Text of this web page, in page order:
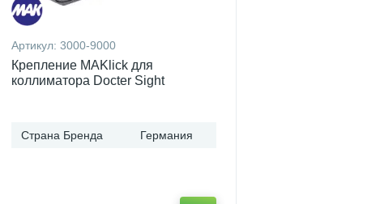
Артикул: 3000-9000
Крепление MAKlick для
коллиматора Docter Sight
Страна Бренда Германия